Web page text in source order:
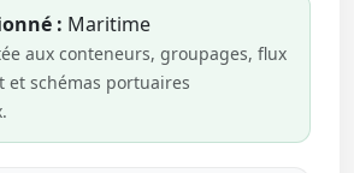
: Maritime
aux conteneurs, groupages, flux
et schémas portuaires